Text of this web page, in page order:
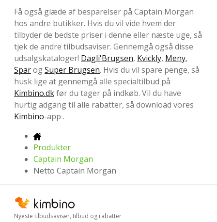
Få også glæde af besparelser på Captain Morgan
hos andre butikker. Hvis du vil vide hvem der
tilbyder de bedste priser i denne eller næste uge, så
tjek de andre tilbudsaviser. Gennemgå også disse
udsalgskataloger! Dagli'Brugsen, Kvickly, Meny,
SparogSuper Brugsen. Hvis du vil spare penge, så
husk lige at gennemgå alle specialtilbud på
Kimbino.dkfør du tager på indkøb. Vil du have
hurtig adgang til alle rabatter, så download vores
Kimbino-app .
Produkter
Captain Morgan
Netto Captain Morgan
Nyeste tilbudsaviser, tilbud og rabatter